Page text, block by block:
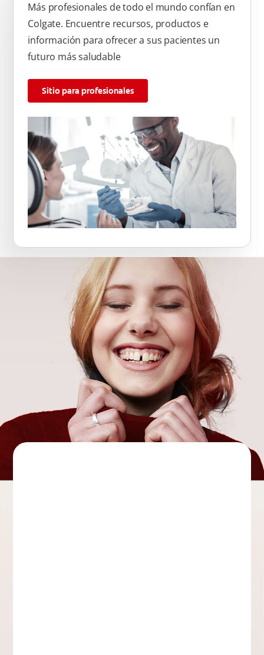
Más profesionales de todo el mundo confían en
Colgate. Encuentre recursos, productos e
información para ofrecer a sus pacientes un
futuro más saludable
Sitio para profesionales